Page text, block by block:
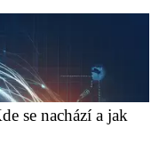
se nachází a jak